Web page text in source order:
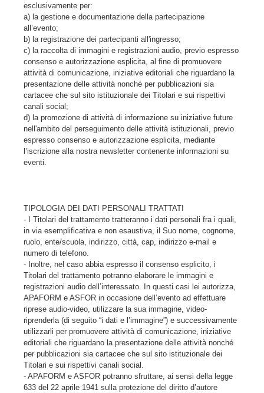
esclusivamente per:
a) la gestione e documentazione della partecipazione
all’evento;
b) la registrazione dei partecipanti all'ingresso;
c) la raccolta di immagini e registrazioni audio, previo espresso
consenso e autorizzazione esplicita, al fine di promuovere
attività di comunicazione, iniziative editoriali che riguardano la
presentazione delle attività nonché per pubblicazioni sia
cartacee che sul sito istituzionale dei Titolari e sui rispettivi
canali social;
d) la promozione di attività di informazione su iniziative future
nell'ambito del perseguimento delle attività istituzionali, previo
espresso consenso e autorizzazione esplicita, mediante
l’iscrizione alla nostra newsletter contenente informazioni su
eventi.
TIPOLOGIA DEI DATI PERSONALI TRATTATI
- I Titolari del trattamento tratteranno i dati personali fra i quali,
in via esemplificativa e non esaustiva, il Suo nome, cognome,
ruolo, ente/scuola, indirizzo, città, cap, indirizzo e-mail e
numero di telefono.
- Inoltre, nel caso abbia espresso il consenso esplicito, i
Titolari del trattamento potranno elaborare le immagini e
registrazioni audio dell’interessato. In questi casi lei autorizza,
APAFORM e ASFOR in occasione dell’evento ad effettuare
riprese audio-video, utilizzare la sua immagine, video-
riprenderla (di seguito “i dati e l’immagine”) e successivamente
utilizzarli per promuovere attività di comunicazione, iniziative
editoriali che riguardano la presentazione delle attività nonché
per pubblicazioni sia cartacee che sul sito istituzionale dei
Titolari e sui rispettivi canali social.
- APAFORM e ASFOR potranno sfruttare, ai sensi della legge
633 del 22 aprile 1941 sulla protezione del diritto d’autore